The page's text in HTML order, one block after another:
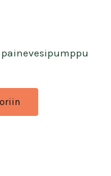
painevesipumppu